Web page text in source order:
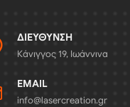
ΔΙΕΎΘΥΝΣΗ
Κάνιγγος 19, Ιωάννινα
EMAIL
info@lasercreation.gr